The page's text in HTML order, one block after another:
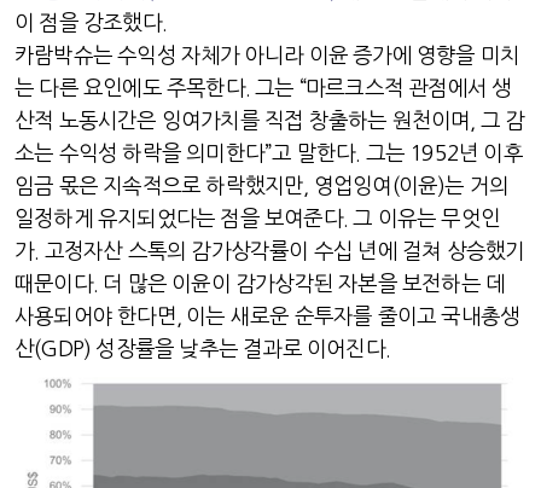
이 점을 강조했다.
카람박슈는 수익성 자체가 아니라 이윤 증가에 영향을 미치
는 다른 요인에도 주목한다. 그는 “마르크스적 관점에서 생
산적 노동시간은 잉여가치를 직접 창출하는 원천이며
그 감
소는 수익성 하락을 의미한다”고 말한다. 그는 1952년 이후
임금 몫은 지속적으로 하락했지만 영업잉여 (이윤)는 거의
일정하게 유지되었다는 점을 보여준다. 그 이유는 무엇인
가. 고정자산 스톡의 감가상각률이 수십 년에 걸쳐 상승했기
때문이다. 더 많은 이윤이 감가상각된 자본을 보전하는 데
사용되어야 한다면 이는 새로운 순투자를 줄이고 국내총생
산(GDP) 성장률을 낮추는 결과로 이어진다.